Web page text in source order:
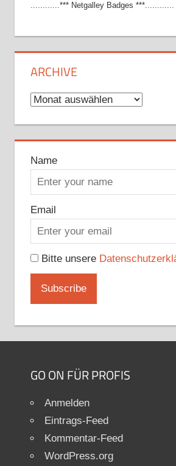
............*** Netgalley Badges ***............
ARCHIVE
Archive
Name
Email
Bitte unsere
GO ON FÜR PROFIS
Anmelden
Eintrags-Feed
Kommentar-Feed
WordPress.org